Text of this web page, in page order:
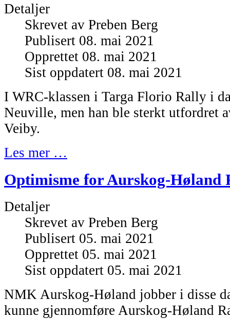
Detaljer
Skrevet av Preben Berg
Publisert 08. mai 2021
Opprettet 08. mai 2021
Sist oppdatert 08. mai 2021
I WRC-klassen i Targa Florio Rally i
Neuville, men han ble sterkt utfordret
Veiby.
Les mer …
Optimisme for Aurskog-Høland
Detaljer
Skrevet av Preben Berg
Publisert 05. mai 2021
Opprettet 05. mai 2021
Sist oppdatert 05. mai 2021
NMK Aurskog-Høland jobber i disse
kunne gjennomføre Aurskog-Høland